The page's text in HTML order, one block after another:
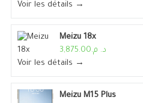
Voir les détails →
Meizu 18x
د. م.3,875.00
Voir les détails →
Meizu M15 Plus